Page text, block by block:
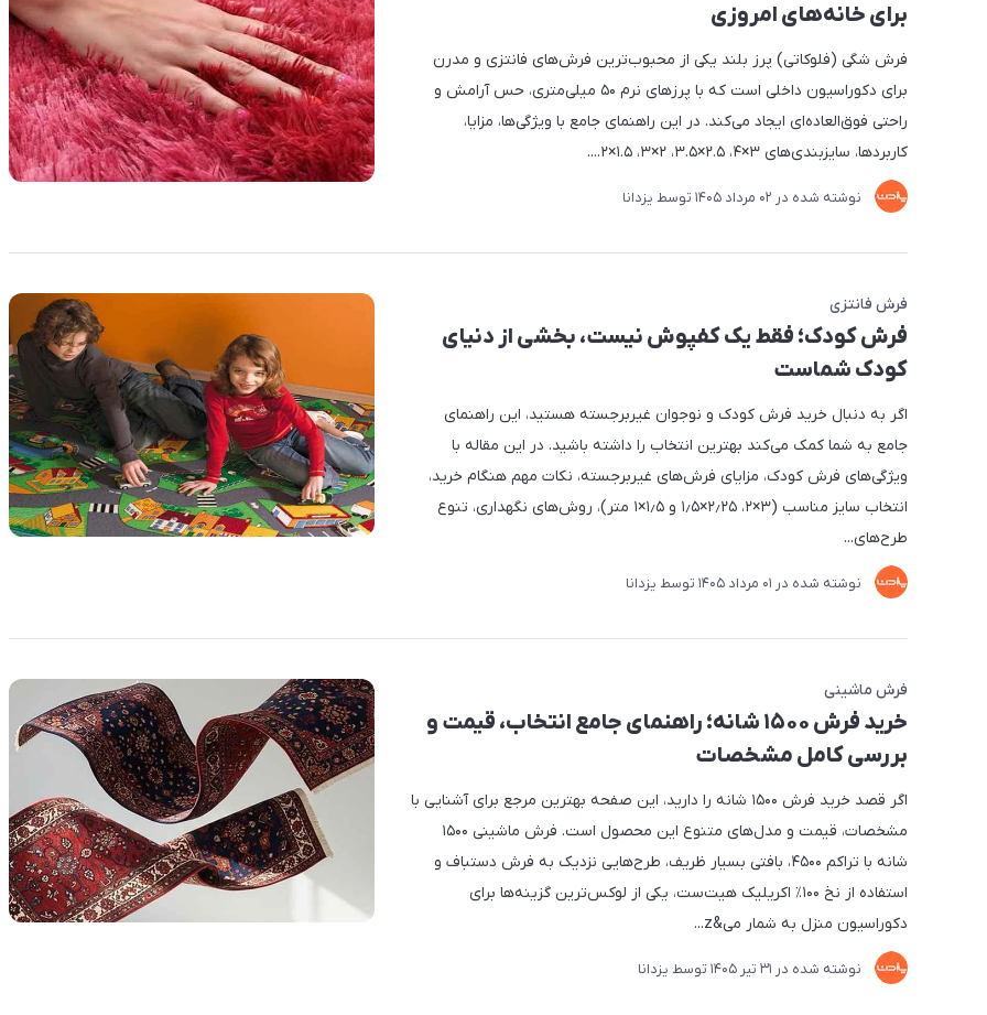
برای خانه‌های امروزی
فرش شگی (فلوکاتی) پرز بلند یکی از محبوب‌ترین فرش‌های فانتزی و مدرن
برای دکوراسیون داخلی است که با پرزهای نرم ۵۰ میلی‌متری، حس آرامش و
راحتی فوق‌العاده‌ای ایجاد می‌کند. در این راهنمای جامع با ویژگی‌ها، مزایا،
کاربردها، سایزبندی‌های ۳×۴، ۲.۵×۳.۵، ۲×۳، ۱.۵×۲....
نوشته شده در 02 مرداد 1405 توسط یزدانا
فرش فانتزی
فرش کودک؛ فقط یک کفپوش نیست، بخشی از دنیای
کودک شماست
اگر به دنبال خرید فرش کودک و نوجوان غیربرجسته هستید، این راهنمای
جامع به شما کمک می‌کند بهترین انتخاب را داشته باشید. در این مقاله با
ویژگی‌های فرش کودک، مزایای فرش‌های غیربرجسته، نکات مهم هنگام خرید،
انتخاب سایز مناسب (۳×۲، ۲٫۲۵×۱٫۵ و ۱٫۵×۱ متر)، روش‌های نگهداری، تنوع
طرح‌های...
نوشته شده در 01 مرداد 1405 توسط یزدانا
فرش ماشینی
خرید فرش ۱۵۰۰ شانه؛ راهنمای جامع انتخاب، قیمت و
بررسی کامل مشخصات
اگر قصد خرید فرش ۱۵۰۰ شانه را دارید، این صفحه بهترین مرجع برای آشنایی با
مشخصات، قیمت و مدل‌های متنوع این محصول است. فرش ماشینی ۱۵۰۰
شانه با تراکم ۴۵۰۰، بافتی بسیار ظریف، طرح‌هایی نزدیک به فرش دستباف و
استفاده از نخ ۱۰۰٪ اکریلیک هیت‌ست، یکی از لوکس‌ترین گزینه‌ها برای
دکوراسیون منزل به شمار می&z...
نوشته شده در 31 تير 1405 توسط یزدانا